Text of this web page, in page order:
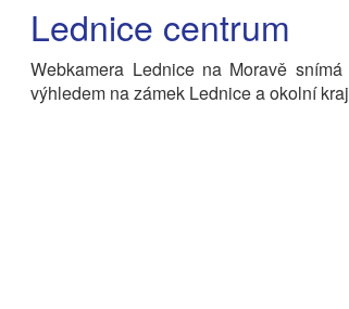
Lednice centrum
Webkamera Lednice na Moravě
výhledem na zámek Lednice a okolní